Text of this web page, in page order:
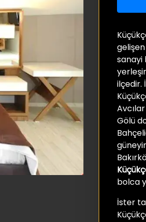
sanayi
ilçedir.
Gölü
bolca
İster